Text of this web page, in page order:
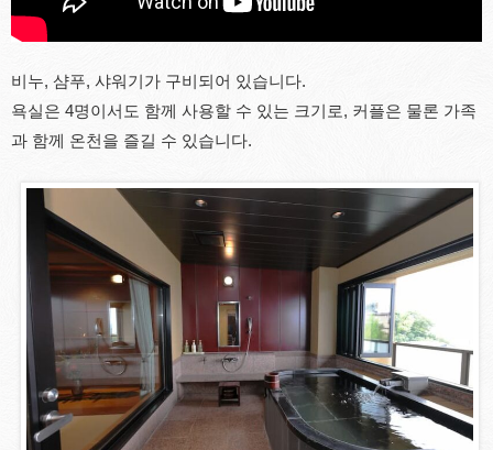
비누, 샴푸, 샤워기가 구비되어 있습니다.
욕실은 4명이서도 함께 사용할 수 있는 크기로, 커플은 물론 가족
과 함께 온천을 즐길 수 있습니다.